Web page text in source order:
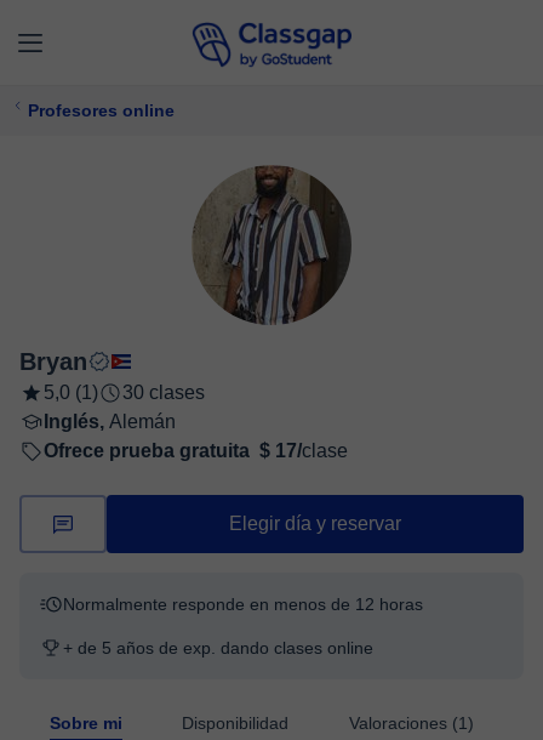
Profesores online
Bryan
5,0 (1)
30 clases
Inglés, Alemán
Ofrece prueba gratuita $ 17/clase
Elegir día y reservar
Normalmente responde en menos de 12 horas
+ de 5 años de exp. dando clases online
Sobre mi Disponibilidad Valoraciones (1)